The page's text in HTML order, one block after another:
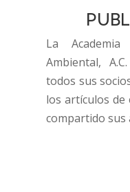
La
Ambiental,
todos sus
los artículos
compartido sus